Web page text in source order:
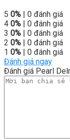
5 0% | 0 đánh giá
4 0% | 0 đánh giá
3 0% | 0 đánh giá
2 0% | 0 đánh giá
1 0% | 0 đánh giá
Đánh giá ngay
Đánh giá Pearl